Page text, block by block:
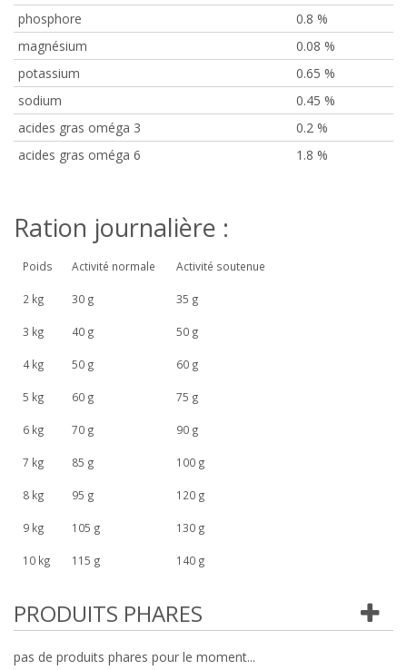
phosphore
0.8 %
magnésium
0.08 %
potassium
0.65 %
sodium
0.45 %
acides gras oméga 3
0.2 %
acides gras oméga 6
1.8 %
Ration journalière :
Poids Activité normale Activité soutenue
2 kg 30 g 35 g
3 kg 40 g 50 g
4 kg 50 g 60 g
5 kg 60 g 75 g
6 kg 70 g 90 g
7 kg 85 g 100 g
8 kg 95 g 120 g
9 kg 105 g 130 g
10 kg 115 g 140 g
PRODUITS PHARES
pas de produits phares pour le moment...